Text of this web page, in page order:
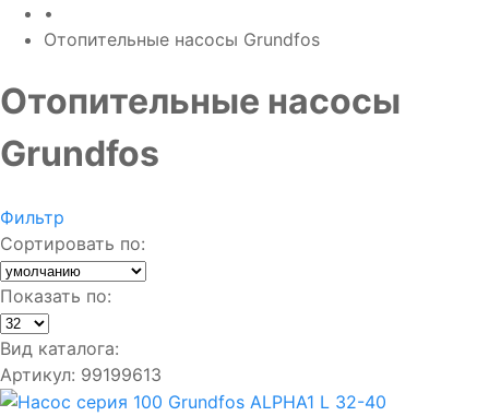
•
Отопительные насосы Grundfos
Отопительные насосы
Grundfos
Фильтр
Сортировать по:
Показать по:
Вид каталога:
Артикул: 99199613